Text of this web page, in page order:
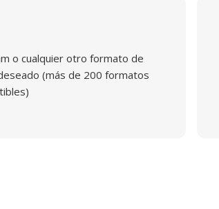
o cualquier otro formato de
(más de 200 formatos